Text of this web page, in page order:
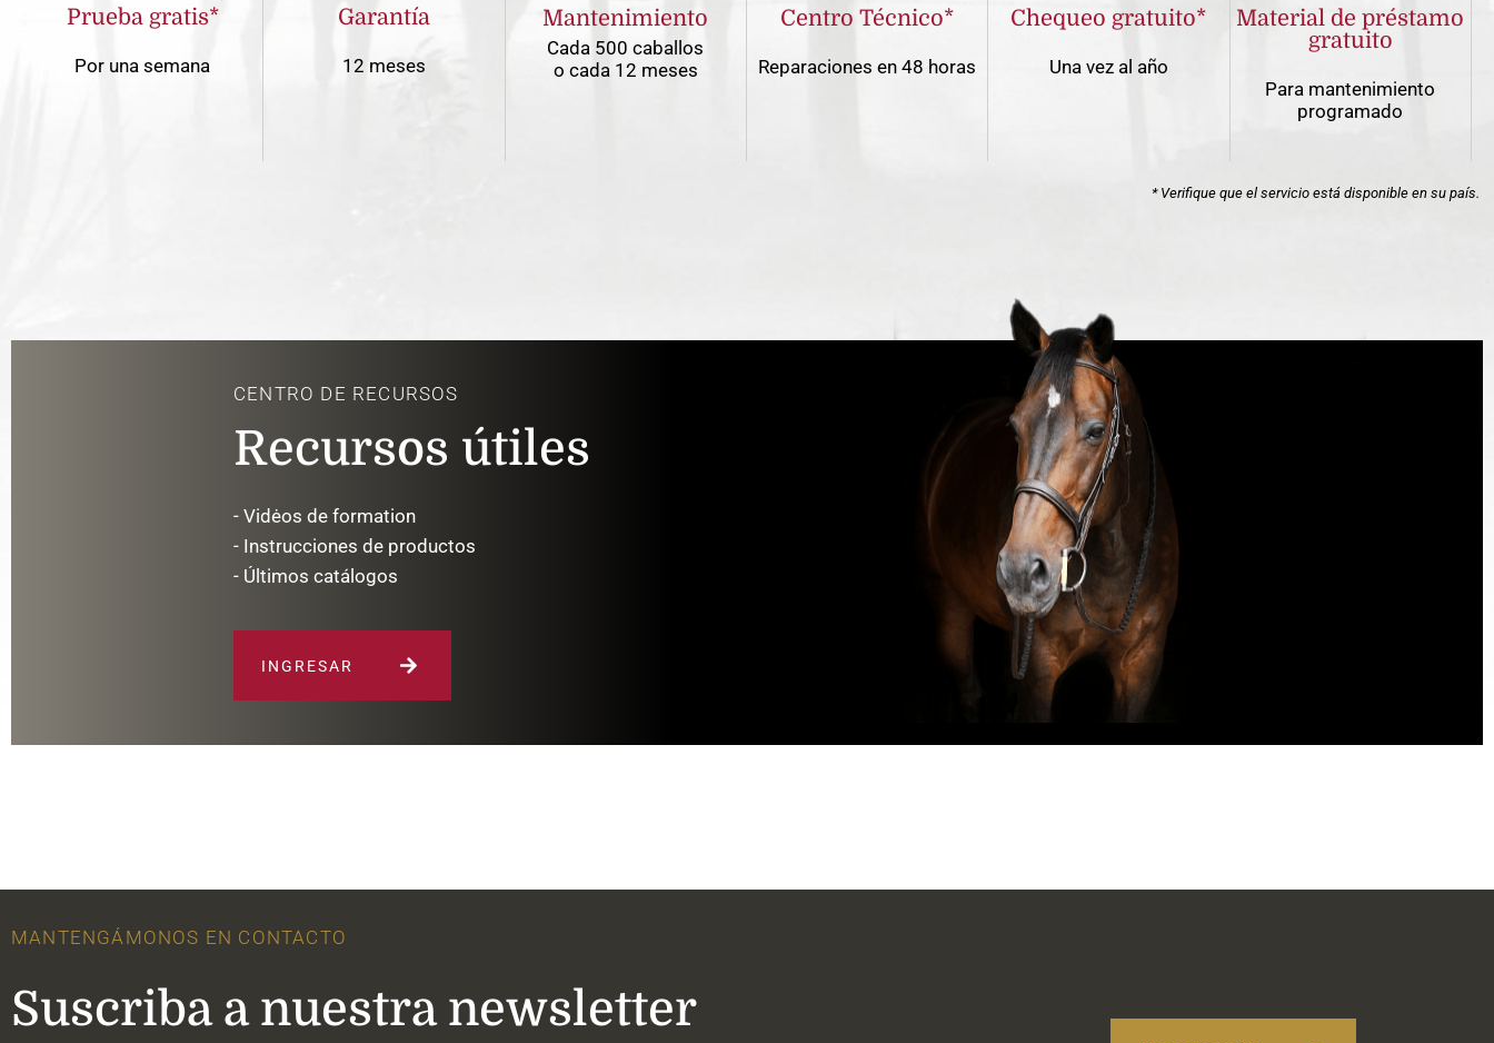
Prueba gratis*
Por una semana
Garantía
12 meses
Mantenimiento
Cada 500 caballos
o cada 12 meses
Centro Técnico*
Reparaciones en 48 horas
Chequeo gratuito*
Una vez al año
Material de préstamo
gratuito
Para mantenimiento
programado
* Verifique que el servicio está disponible en su país.
CENTRO DE RECURSOS
Recursos útiles
- Vidėos de formation
- Instrucciones de productos
- Últimos catálogos
INGRESAR
MANTENGÁMONOS EN CONTACTO
Suscriba a nuestra newsletter